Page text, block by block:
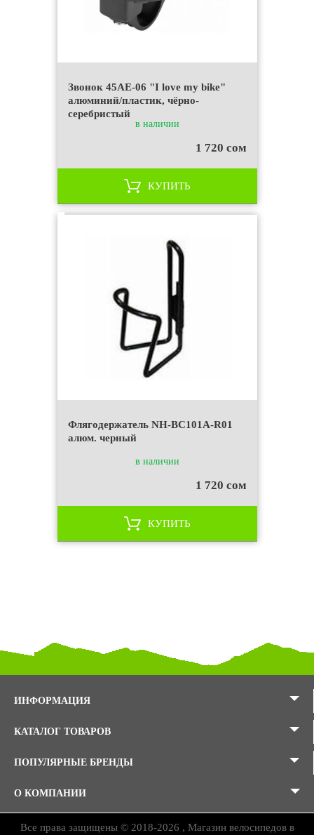
Звонок 45AE-06 "I love my bike"
алюминий/пластик, чёрно-
серебристый
в наличии
1 720 сом
КУПИТЬ
Флягодержатель NH-BC101A-R01
алюм. черный
в наличии
1 720 сом
КУПИТЬ
ИНФОРМАЦИЯ
КАТАЛОГ ТОВАРОВ
ПОПУЛЯРНЫЕ БРЕНДЫ
О КОМПАНИИ
Все права защищены © 2018-2026 , Магазин велосипедов в